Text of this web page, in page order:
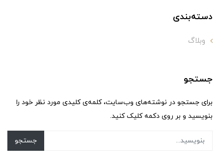
دسته‌بندی
وبلاگ
جستجو
برای جستجو در نوشته‌های وب‌سایت، کلمه‌ی کلیدی مورد نظر خود را
بنویسید و بر روی دکمه کلیک کنید.
جستجو